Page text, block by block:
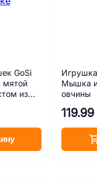
GoSi
из
Мышка
овчины